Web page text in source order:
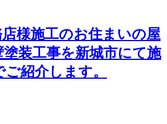
様施工のお住まいの屋
装工事を新城市にて施
紹介します。